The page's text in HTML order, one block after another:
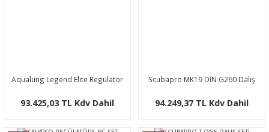
Aqualung Legend Elite Regülatör
93.425,03 TL Kdv Dahil
Scubapro MK19 DİN G260 Dalış
94.249,37 TL Kdv Dahil